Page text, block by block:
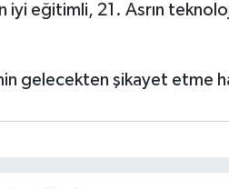
iyi eğitimli, 21. Asrın
gelecekten şikayet etme